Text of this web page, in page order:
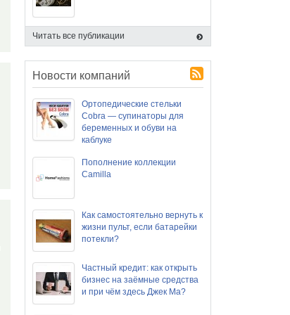
Читать все публикации
Новости компаний
Ортопедические стельки
Cobra — супинаторы для
беременных и обуви на
каблуке
Пополнение коллекции
Camilla
Как самостоятельно вернуть к
жизни пульт, если батарейки
потекли?
Частный кредит: как открыть
бизнес на заёмные средства
и при чём здесь Джек Ма?